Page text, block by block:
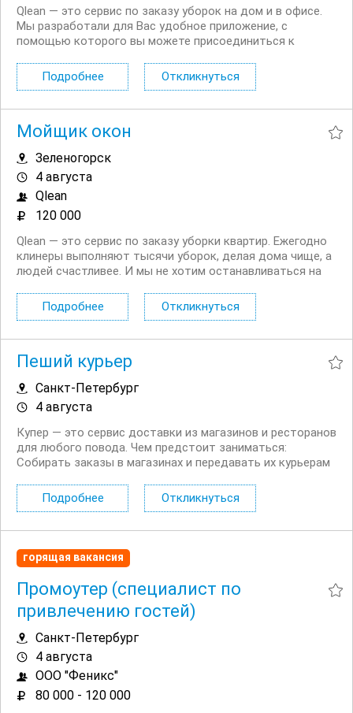
Qlean — это сервис по заказу уборок на дом и в офисе.
Мы разработали для Вас удобное приложение, с
помощью которого вы можете присоединиться к
уборку: поддерживающая уборка: исполнитель моет и
убирает комнаты, кухню, коридор и санузлы, а...
Подробнее Откликнуться
Мойщик окон
Зеленогорск
4 августа
Qlean
120 000
Qlean — это сервис по заказу уборки квартир. Ежегодно
клинеры выполняют тысячи уборок, делая дома чище, а
людей счастливее. И мы не хотим останавливаться на
нуждаемся именно в вас. Что мы ждем от вас: —
качественное мытье окон с обеих сторон; —...
Подробнее Откликнуться
Пеший курьер
Санкт-Петербург
4 августа
Купер — это сервис доставки из магазинов и ресторанов
для любого повода. Чем предстоит заниматься:
Собирать заказы в магазинах и передавать их курьерам
карту каждую неделю; Удобный график от 3 часов в
день — легко...
Подробнее Откликнуться
горящая вакансия
Промоутер (специалист по
привлечению гостей)
Санкт-Петербург
4 августа
ООО "Феникс"
80 000 - 120 000